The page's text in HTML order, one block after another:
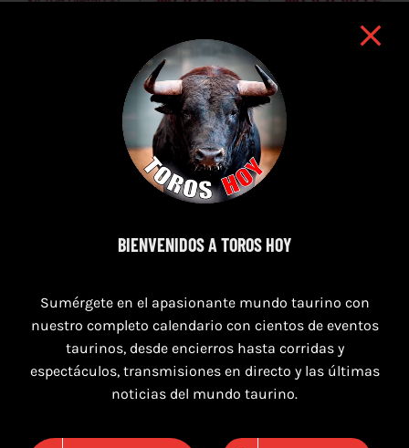
DE AGOSTO 2026
BIENVENIDOS A TOROS HOY
Sumérgete en el apasionante mundo taurino con
nuestro completo calendario con cientos de eventos
taurinos, desde encierros hasta corridas y
espectáculos, transmisiones en directo y las últimas
noticias del mundo taurino.